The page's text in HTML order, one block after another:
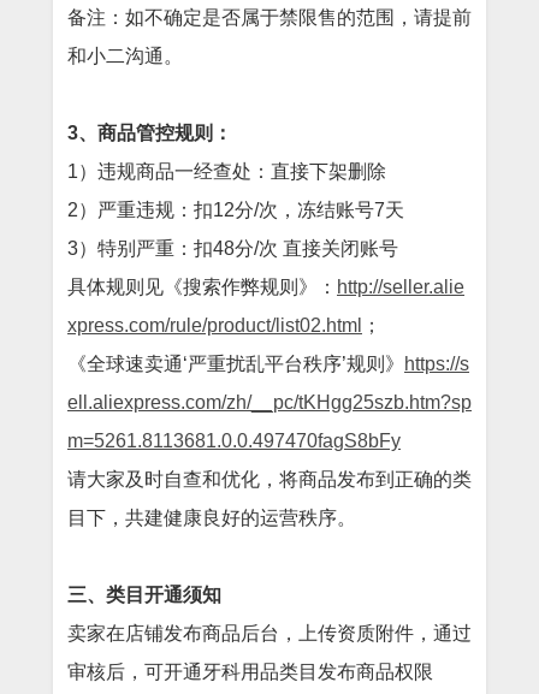
备注：如不确定是否属于禁限售的范围，请提前
和小二沟通。
3、 商品管控规则：
1）违规商品一经查处：直接下架删除
2）严重违规：扣12分/次，冻结账号7天
3）特别严重：扣48分/次 直接关闭账号
具体规则见《搜索作弊规则》： http://seller.alie
xpress.com/rule/product/list02.html
；
《全球速卖通‘严重扰乱平台秩序’规则》
https://s
ell.aliexpress.com/zh/__pc/tKHgg25szb.htm?sp
m=5261.8113681.0.0.497470fagS8bFy
请大家及时自查和优化，将商品发布到正确的类
目下，共建健康良好的运营秩序。
三、类目开通须知
卖家在店铺发布商品后台，上传资质附件，通过
审核后，可开通牙科用品类目发布商品权限